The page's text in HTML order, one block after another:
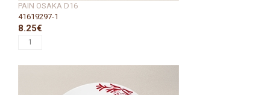
PAIN OSAKA D16
41619297-1
8.25€